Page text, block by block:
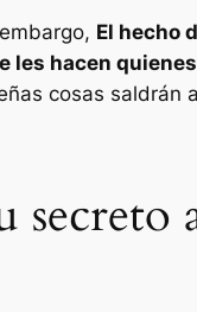
El hecho
les hacen
cosas saldrán